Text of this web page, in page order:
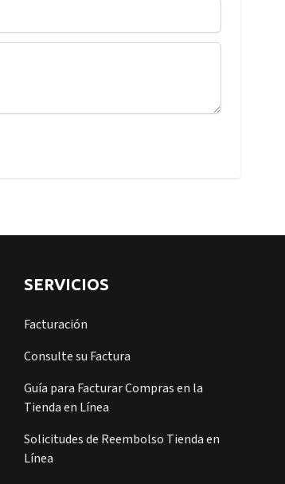
SERVICIOS
Facturación
Consulte su Factura
Guía para Facturar Compras en la
Tienda en Línea
Solicitudes de Reembolso Tienda en
Línea